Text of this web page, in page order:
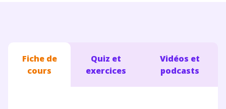
Fiche de
cours
Quiz et
exercices
Vidéos et
podcasts